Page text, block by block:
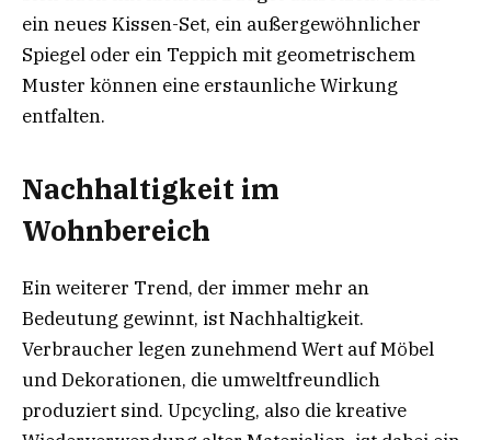
ein neues Kissen-Set, ein außergewöhnlicher
Spiegel oder ein Teppich mit geometrischem
Muster können eine erstaunliche Wirkung
entfalten.
Nachhaltigkeit im
Wohnbereich
Ein weiterer Trend, der immer mehr an
Bedeutung gewinnt, ist Nachhaltigkeit.
Verbraucher legen zunehmend Wert auf Möbel
und Dekorationen, die umweltfreundlich
produziert sind. Upcycling, also die kreative